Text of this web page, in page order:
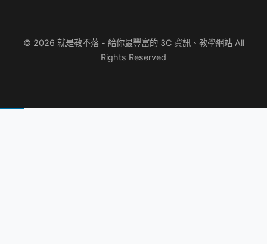
© 2026 就是教不落 - 給你最豐富的 3C 資訊、教學網站 All
Rights Reserved